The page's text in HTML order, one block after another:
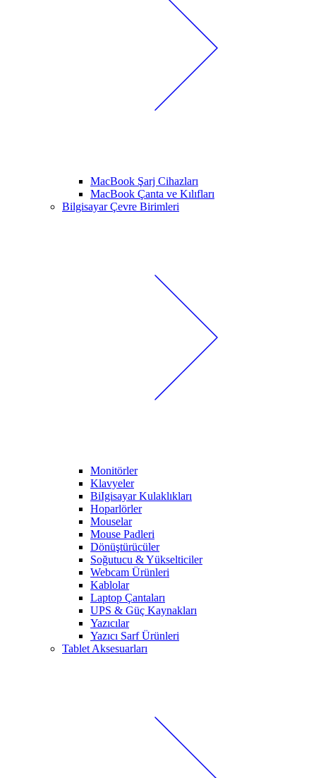
MacBook Şarj Cihazları
MacBook Çanta ve Kılıfları
Bilgisayar Çevre Birimleri
Monitörler
Klavyeler
BiIgisayar Kulaklıkları
Hoparlörler
Mouselar
Mouse Padleri
Dönüştürücüler
Soğutucu & Yükselticiler
Webcam Ürünleri
Kablolar
Laptop Çantaları
UPS & Güç Kaynakları
Yazıcılar
Yazıcı Sarf Ürünleri
Tablet Aksesuarları